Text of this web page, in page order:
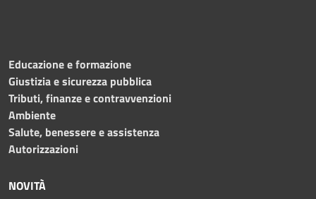
Educazione e formazione
Giustizia e sicurezza pubblica
Tributi, finanze e contravvenzioni
Ambiente
Salute, benessere e assistenza
Autorizzazioni
NOVITÀ